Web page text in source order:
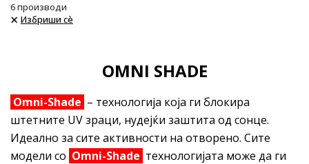
6производи
Избриши сè
OMNI SHADE
Omni-Shade – технологија која ги блокира
штетните UV зраци, нудејќи заштита од сонце.
Идеално за сите активности на отворено. Сите
модели со Omni-Shade технологијата може да ги